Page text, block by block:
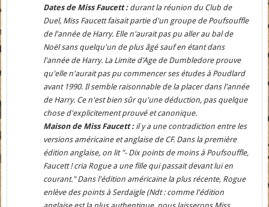
Dates de Miss Faucett :durant la réunion du Club de
Duel, Miss Faucett faisait partie d'un groupe de Poufsouffle
de l'année de Harry. Elle n'aurait pas pu aller au bal de
Noël sans quelqu'un de plus âgé sauf en étant dans
l'année de Harry. La Limite d'Age de Dumbledore prouve
qu'elle n'aurait pas pu commencer ses études à Poudlard
avant 1990. Il semble raisonnable de la placer dans l'année
de Harry. Ce n'est bien sûr qu'une déduction, pas quelque
chose d'explicitement prouvé et canonique.
Maison de Miss Faucett :il y a une contradiction entre les
versions américaine et anglaise de CF. Dans la première
édition anglaise, on lit "- Dix points de moins à Poufsouffle,
Faucett ! cria Rogue a une fille qui passait devant lui en
courant." Dans l'édition américaine la plus récente, Rogue
enlève des points à Serdaigle (Ndt : comme l'édition